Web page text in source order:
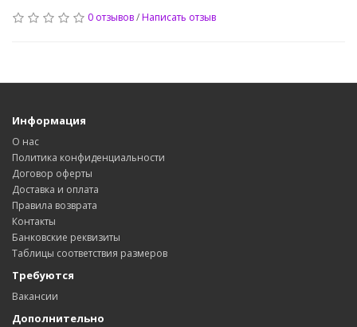
0 отзывов/Написать отзыв
Информация
О нас
Политика конфиденциальности
Договор оферты
Доставка и оплата
Правила возврата
Контакты
Банковские реквизиты
Таблицы соответствия размеров
Требуются
Вакансии
Дополнительно